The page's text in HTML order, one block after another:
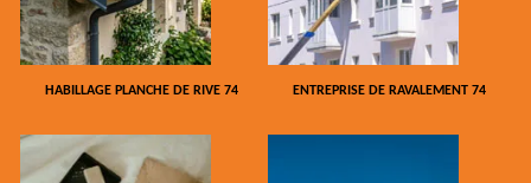
HABILLAGE PLANCHE DE RIVE 74 ENTREPRISE DE RAVALEMENT 74